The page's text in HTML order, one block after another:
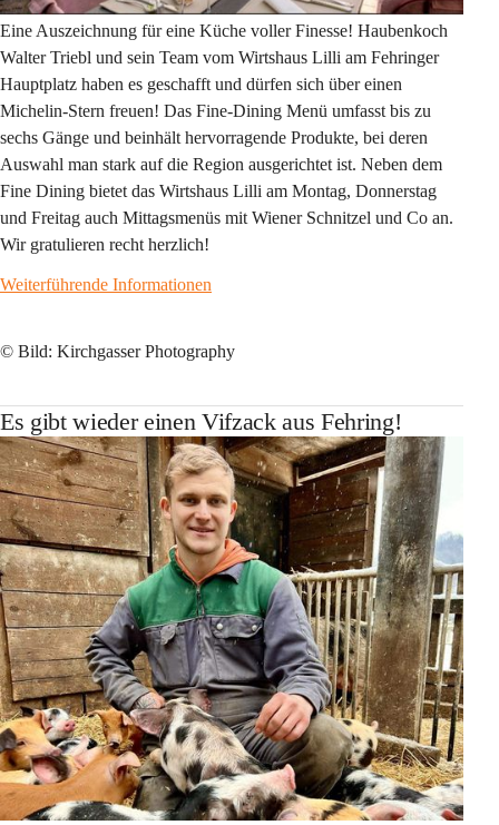
Eine Auszeichnung für eine Küche voller Finesse! Haubenkoch
Walter Triebl und sein Team vom Wirtshaus Lilli am Fehringer
Hauptplatz haben es geschafft und dürfen sich über einen
Michelin-Stern freuen! Das Fine-Dining Menü umfasst bis zu
sechs Gänge und beinhält hervorragende Produkte, bei deren
Auswahl man stark auf die Region ausgerichtet ist. Neben dem
Fine Dining bietet das Wirtshaus Lilli am Montag, Donnerstag
und Freitag auch Mittagsmenüs mit Wiener Schnitzel und Co an.
Wir gratulieren recht herzlich!
Weiterführende Informationen
© Bild: Kirchgasser Photography
Es gibt wieder einen Vifzack aus Fehring!